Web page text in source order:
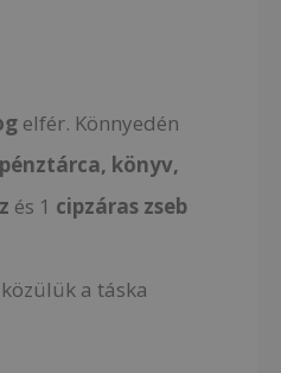
elfér. Könnyedén
pénztárca, könyv,
és 1 cipzáras zseb
a táska